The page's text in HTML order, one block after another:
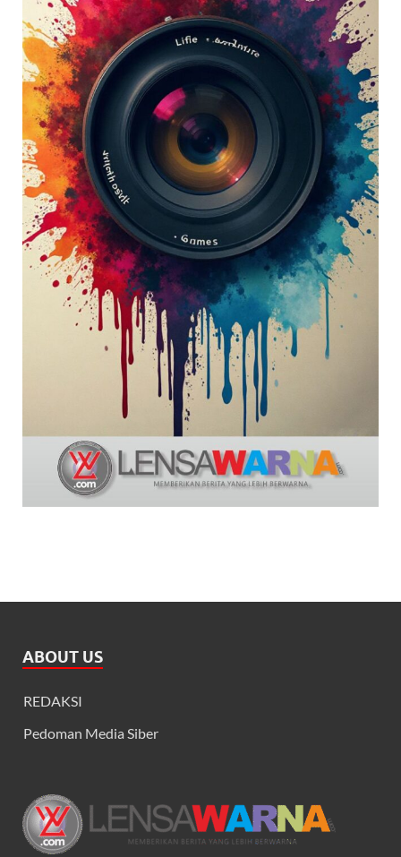
ABOUT US
REDAKSI
Pedoman Media Siber